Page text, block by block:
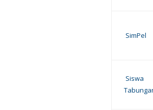
SimPel
Siswa